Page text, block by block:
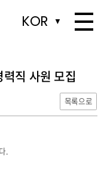
KOR ▼
KOR ▼
직 사원 모집
목록으로
.